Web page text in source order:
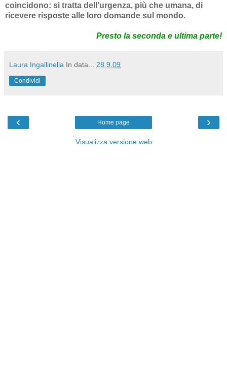
coincidono: si tratta dell’urgenza, più che umana, di
ricevere risposte alle loro domande sul mondo.
Presto la seconda e ultima parte!
Laura Ingallinella In data... 28.9.09
Condividi
‹ ›
Home page
Visualizza versione web